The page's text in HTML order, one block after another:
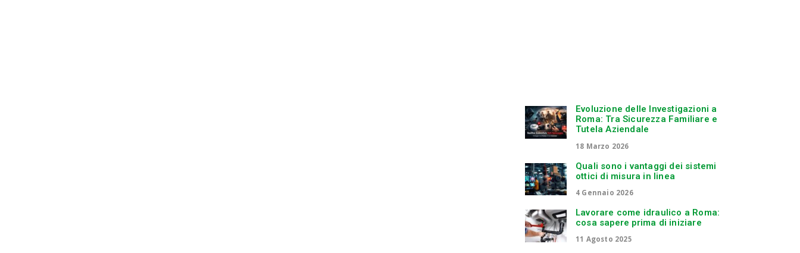
Evoluzione delle Investigazioni a
Roma: Tra Sicurezza Familiare e
Tutela Aziendale
18 Marzo 2026
Quali sono i vantaggi dei sistemi
ottici di misura in linea
4 Gennaio 2026
Lavorare come idraulico a Roma:
cosa sapere prima di iniziare
11 Agosto 2025